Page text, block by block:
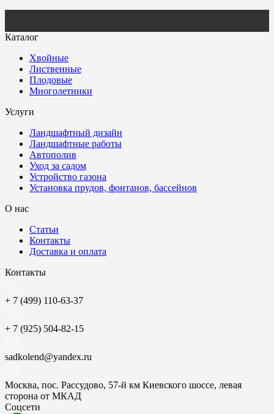
Каталог
Хвойные
Лиственные
Плодовые
Многолетники
Услуги
Ландшафтный дизайн
Ландшафтные работы
Автополив
Уход за садом
Устройство газона
Установка прудов, фонтанов, бассейнов
О нас
Статьи
Контакты
Доставка и оплата
Контакты
+ 7 (499) 110-63-37
+ 7 (925) 504-82-15
sadkolend@yandex.ru
Москва, пос. Рассудово, 57-й км Киевского шоссе, левая
сторона от МКАД
Соцсети